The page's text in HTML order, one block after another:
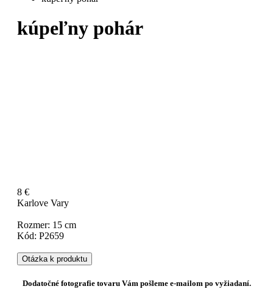
kúpeľny pohár
8 €
Karlove Vary
Rozmer: 15 cm
Kód: P2659
Otázka k produktu
Dodatočné fotografie tovaru Vám pošleme e-mailom po vyžiadaní.